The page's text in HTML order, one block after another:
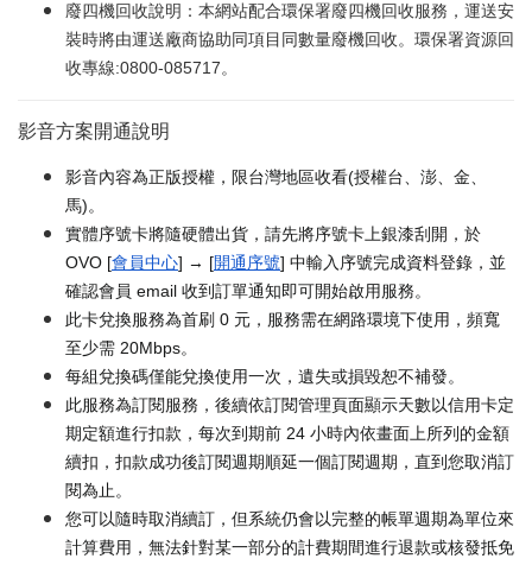
廢四機回收說明：本網站配合環保署廢四機回收服務，運送安
裝時將由運送廠商協助同項目同數量廢機回收。環保署資源回
收專線:0800-085717。
影音方案開通說明
影音內容為正版授權，限台灣地區收看(授權台、澎、金、
馬)。
實體序號卡將隨硬體出貨，請先將序號卡上銀漆刮開，於
OVO [會員中心] → [開通序號] 中輸入序號完成資料登錄，並
確認會員 email 收到訂單通知即可開始啟用服務。
此卡兌換服務為首刷 0 元，服務需在網路環境下使用，頻寬
至少需 20Mbps。
每組兌換碼僅能兌換使用一次，遺失或損毀恕不補發。
此服務為訂閱服務，後續依訂閱管理頁面顯示天數以信用卡定
期定額進行扣款，每次到期前 24 小時內依畫面上所列的金額
續扣，扣款成功後訂閱週期順延一個訂閱週期，直到您取消訂
閱為止。
您可以隨時取消續訂，但系統仍會以完整的帳單週期為單位來
計算費用，無法針對某一部分的計費期間進行退款或核發抵免